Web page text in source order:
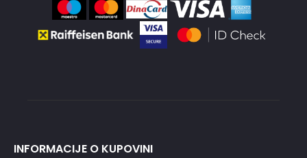
INFORMACIJE O KUPOVINI